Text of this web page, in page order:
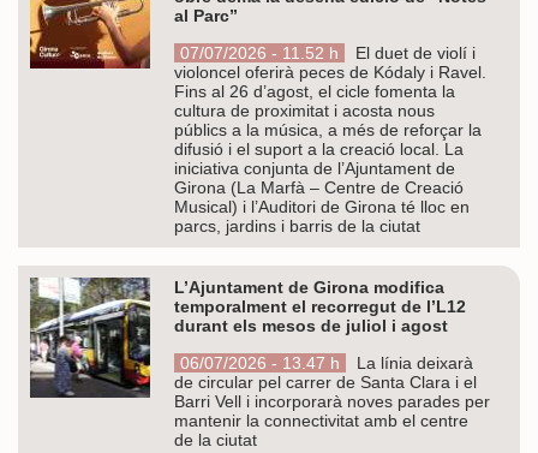
al Parc”
07/07/2026 - 11.52 h
El duet de violí i
violoncel oferirà peces de Kódaly i Ravel.
Fins al 26 d’agost, el cicle fomenta la
cultura de proximitat i acosta nous
públics a la música, a més de reforçar la
difusió i el suport a la creació local. La
iniciativa conjunta de l’Ajuntament de
Girona (La Marfà – Centre de Creació
Musical) i l’Auditori de Girona té lloc en
parcs, jardins i barris de la ciutat
L’Ajuntament de Girona modifica
temporalment el recorregut de l’L12
durant els mesos de juliol i agost
06/07/2026 - 13.47 h
La línia deixarà
de circular pel carrer de Santa Clara i el
Barri Vell i incorporarà noves parades per
mantenir la connectivitat amb el centre
de la ciutat